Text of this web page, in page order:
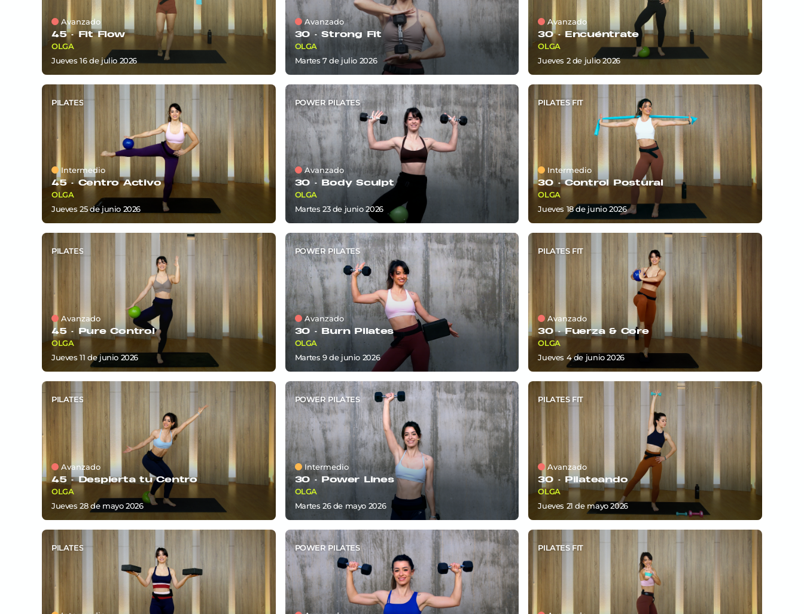
Avanzado
45 ·Fit Flow
OLGA
jueves 16de julio 2026
Avanzado
30 ·Strong Fit
OLGA
martes 7de julio 2026
Avanzado
30 ·Encuéntrate
OLGA
jueves 2de julio 2026
PILATES
Intermedio
45 ·Centro Activo
OLGA
jueves 25de junio 2026
POWER PILATES
Avanzado
30 · Body Sculpt
OLGA
martes 23de junio 2026
PILATES FIT
Intermedio
30 ·Control Postural
OLGA
jueves 18de junio 2026
PILATES
Avanzado
45 · Pure Control
OLGA
jueves 11 dejunio 2026
POWER PILATES
Avanzado
30 · Burn Pilates
OLGA
martes 9de junio 2026
PILATES FIT
Avanzado
30 ·Fuerza & Core
OLGA
jueves 4de junio 2026
PILATES
Avanzado
45 ·Despierta tu Centro
OLGA
jueves 28de mayo 2026
POWER PILATES
Intermedio
30 · Power Lines
OLGA
martes 26de mayo 2026
PILATES FIT
Avanzado
30 · Pilateando
OLGA
jueves 21 de mayo 2026
PILATES POWER PILATES PILATES FIT